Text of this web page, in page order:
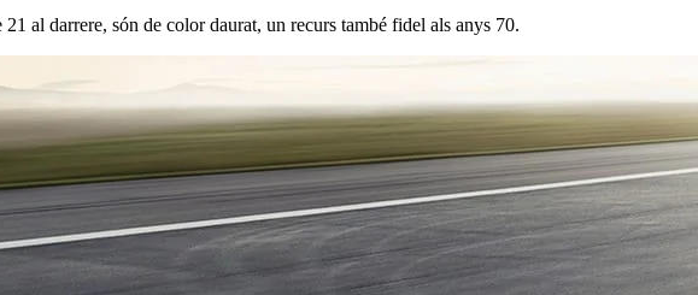
al darrere, són de color daurat, un recurs també fidel als anys 70.